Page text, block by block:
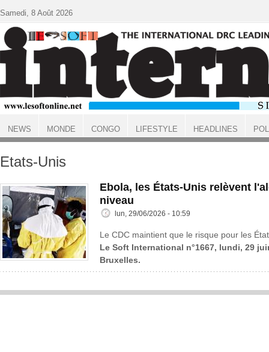
ACCUEIL
Etats-Unis
Ebola, les États-Unis relèvent
niveau
lun, 29/06/2026 - 10:59
Le CDC maintient que le risque pour les
Le Soft International n°1667, lundi, 29
Bruxelles.
Samedi, 8 Août 2026
NEWS MONDE CONGO LIFESTYLE HEADLINES